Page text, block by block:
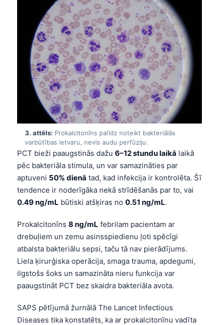
3. attēls: Prokalcitonīns palīdz noteikt bakteriālās
varbūtības ietvaru, nevis audu perfūziju.
PCT bieži paaugstinās dažu 6–12 stundu laikā laikā
pēc bakteriāla stimula, un var samazināties par
aptuveni 50% dienā tad, kad infekcija ir kontrolēta. Šī
tendence ir noderīgāka nekā strīdēšanās par to, vai
0.49 ng/mL būtiski atšķiras no 0.51 ng/mL.
Prokalcitonīns 8 ng/mL febrilam pacientam ar
drebuļiem un zemu asinsspiedienu ļoti spēcīgi
atbalsta bakteriālu sepsi, taču tā nav pierādījums.
Liela ķirurģiska operācija, smaga trauma, apdegumi,
ilgstošs šoks un samazināta nieru funkcija var
paaugstināt PCT bez skaidra bakteriāla avota.
SAPS pētījumā žurnālā The Lancet Infectious
Diseases tika konstatēts, ka ar prokalcitonīnu vadīta